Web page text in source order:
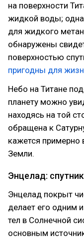
на поверхности
жидкой воды;
для жидкого
обнаружены
поверхностью
пригодны для
Небо на Титане
планету можно
находясь на той
обращена к
кажется примерно
Земли.
Энцелад:
Энцелад покрыт
делает его одним
тел в Солнечной
основным